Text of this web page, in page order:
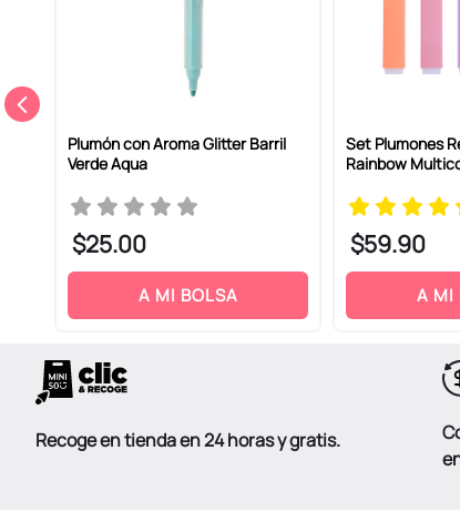
Plumón con Aroma Glitter Barril
Verde Aqua
$25.00
A MI BOLSA
Set Plumones
Rainbow
$59.90
A MI
Recoge en tienda en 24 horas y gratis.